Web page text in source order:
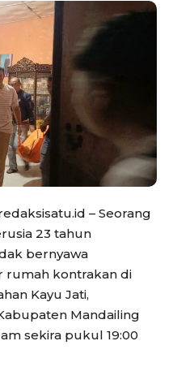
– Seorang
23 tahun
bernyawa
rumah kontrakan di
Kayu Jati,
Mandailing
sekira pukul 19:00